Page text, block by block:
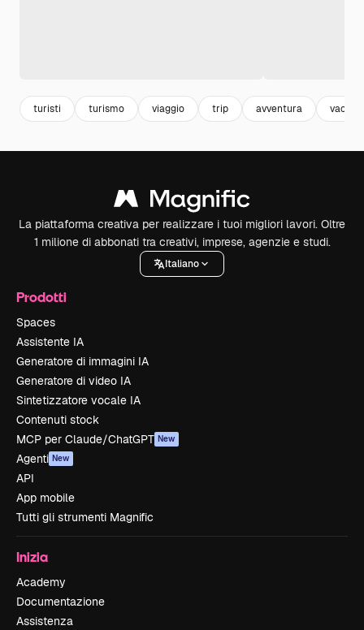
turisti turismo viaggio trip avventura
La piattaforma creativa per realizzare i tuoi migliori lavori. Oltre
1 milione di abbonati tra creativi, imprese, agenzie e studi.
Italiano
Prodotti
Spaces
Assistente IA
Generatore di immagini IA
Generatore di video IA
Sintetizzatore vocale IA
Contenuti stock
MCP per Claude/ChatGPT New
Agenti New
API
App mobile
Tutti gli strumenti Magnific
Inizia
Academy
Documentazione
Assistenza